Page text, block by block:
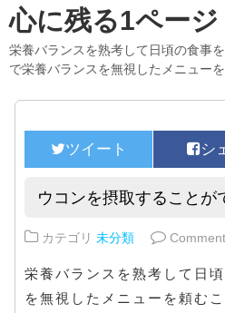
心に残る1ページ
栄養バランスを熟考して日頃の食事
で栄養バランスを無視したメニュー
ウコンを摂取することが
カテゴリ 未分類
栄養バランスを熟考して日
を無視したメニューを頼む